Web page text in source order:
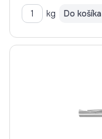
kg Do košíka